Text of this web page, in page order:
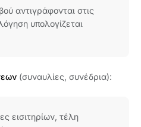
αντιγράφονται στις
υπολογίζεται
(συναυλίες, συνέδρια):
εισιτηρίων, τέλη